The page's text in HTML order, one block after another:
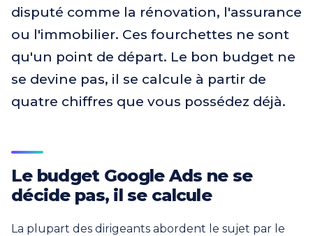
disputé comme la rénovation, l'assurance
ou l'immobilier. Ces fourchettes ne sont
qu'un point de départ. Le bon budget ne
se devine pas, il se calcule à partir de
quatre chiffres que vous possédez déjà.
Le budget Google Ads ne se
décide pas, il se calcule
La plupart des dirigeants abordent le sujet par le